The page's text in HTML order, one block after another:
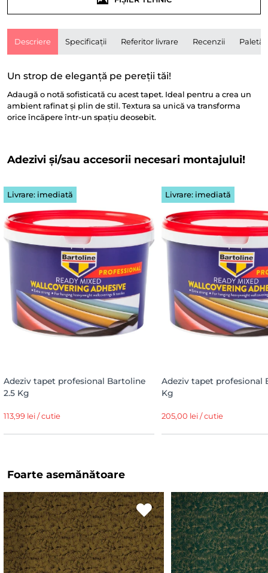
Descriere Specificații Referitor livrare Recenzii Paletă
Un strop de eleganță pe pereții tăi!
Adaugă o notă sofisticată cu acest tapet. Ideal pentru a crea un
ambient rafinat și plin de stil. Textura sa unică va transforma
orice încăpere într-un spațiu deosebit.
Adezivi și/sau accesorii necesari montajului!
Livrare: imediată
Adeziv tapet profesional Bartoline
2.5 Kg
113,99 lei / cutie
Livrare: imediată
Adeziv tapet profesional
Kg
205,00 lei / cutie
Foarte asemănătoare